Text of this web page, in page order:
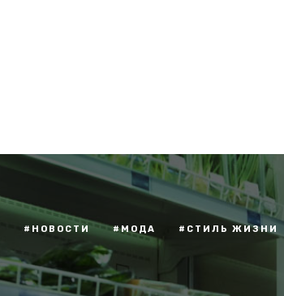
#НОВОСТИ #МОДА #СТИЛЬ ЖИЗНИ